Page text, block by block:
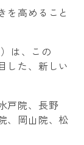
を高めること
は、この
した、新しい
戸院、長野
、岡山院、松